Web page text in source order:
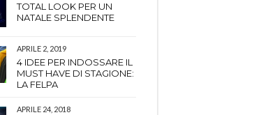
TOTAL LOOK PER UN
NATALE SPLENDENTE
APRILE 2, 2019
4 IDEE PER INDOSSARE IL
MUST HAVE DI STAGIONE:
LA FELPA
APRILE 24, 2018